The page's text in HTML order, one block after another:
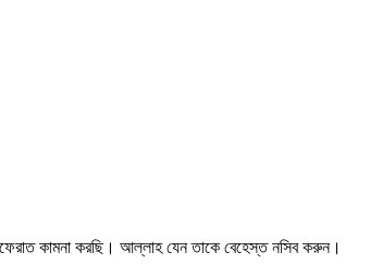
কামনা করছি। আল্লাহ যেন তাকে বেহেস্ত নসিব করুন।